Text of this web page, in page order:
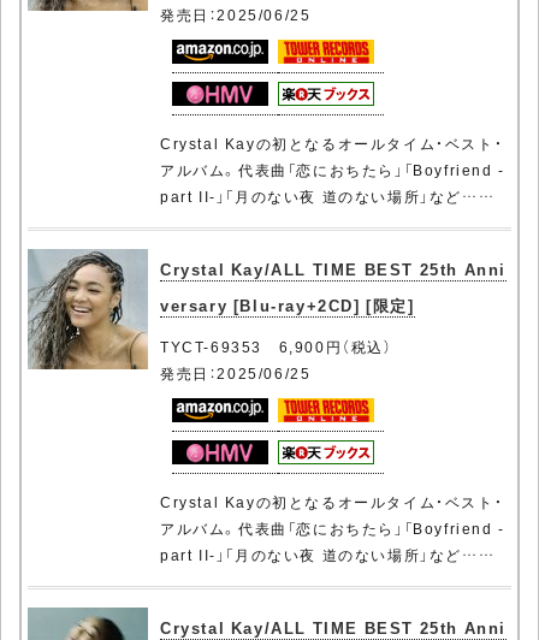
発売日：2025/06/25
Crystal Kayの初となるオールタイム・ベスト・
アルバム。代表曲「恋におちたら」「Boyfriend -
part II-」「月のない夜 道のない場所」など……
Crystal Kay/ALL TIME BEST 25th Anni
versary [Blu-ray+2CD] [限定]
TYCT-69353 6,900円（税込）
発売日：2025/06/25
Crystal Kayの初となるオールタイム・ベスト・
アルバム。代表曲「恋におちたら」「Boyfriend -
part II-」「月のない夜 道のない場所」など……
Crystal Kay/ALL TIME BEST 25th Anni